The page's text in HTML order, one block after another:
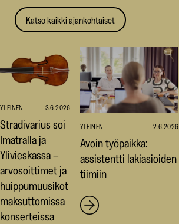
Katso kaikki ajankohtaiset
YLEINEN 3.6.2026
Stradivarius soi
Imatralla ja
Ylivieskassa –
arvosoittimet ja
huippumuusikot
maksuttomissa
konserteissa
YLEINEN 2.6.2026
Avoin työpaikka:
assistentti lakiasioiden
tiimiin